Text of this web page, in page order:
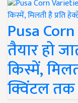
Pusa
तैयार हो
किस्में,
क्विंटल तक